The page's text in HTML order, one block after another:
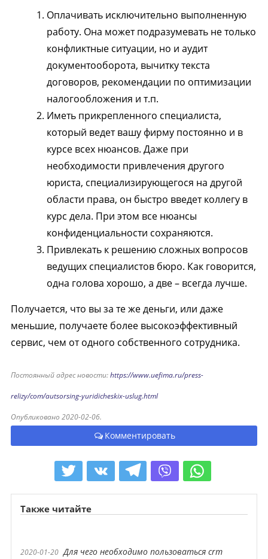
Оплачивать исключительно выполненную
работу. Она может подразумевать не только
конфликтные ситуации, но и аудит
документооборота, вычитку текста
договоров, рекомендации по оптимизации
налогообложения и т.п.
Иметь прикрепленного специалиста,
который ведет вашу фирму постоянно и в
курсе всех нюансов. Даже при
необходимости привлечения другого
юриста, специализирующегося на другой
области права, он быстро введет коллегу в
курс дела. При этом все нюансы
конфиденциальности сохраняются.
Привлекать к решению сложных вопросов
ведущих специалистов бюро. Как говорится,
одна голова хорошо, а две – всегда лучше.
Получается, что вы за те же деньги, или даже
меньшие, получаете более высокоэффективный
сервис, чем от одного собственного сотрудника.
Постоянный адрес новости:https://www.uefima.ru/press-
relizy/com/autsorsing-yuridicheskix-uslug.html
Опубликовано 2020-02-06.
Комментировать
Также читайте
2020-01-20 Для чего необходимо пользоваться crm